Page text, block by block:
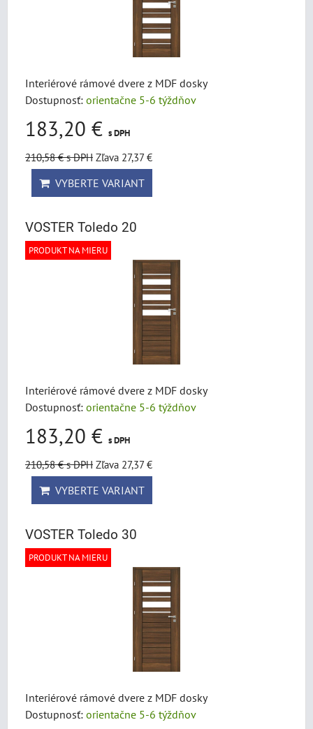
Interiérové rámové dvere z MDF dosky
Dostupnosť: orientačne 5-6 týždňov
183,20 € s DPH
210,58 €s DPH Zľava 27,37 €
VYBERTE VARIANT
VOSTER Toledo 20
PRODUKT NA MIERU
Interiérové rámové dvere z MDF dosky
Dostupnosť: orientačne 5-6 týždňov
183,20 € s DPH
210,58 €s DPH Zľava 27,37 €
VYBERTE VARIANT
VOSTER Toledo 30
PRODUKT NA MIERU
Interiérové rámové dvere z MDF dosky
Dostupnosť: orientačne 5-6 týždňov